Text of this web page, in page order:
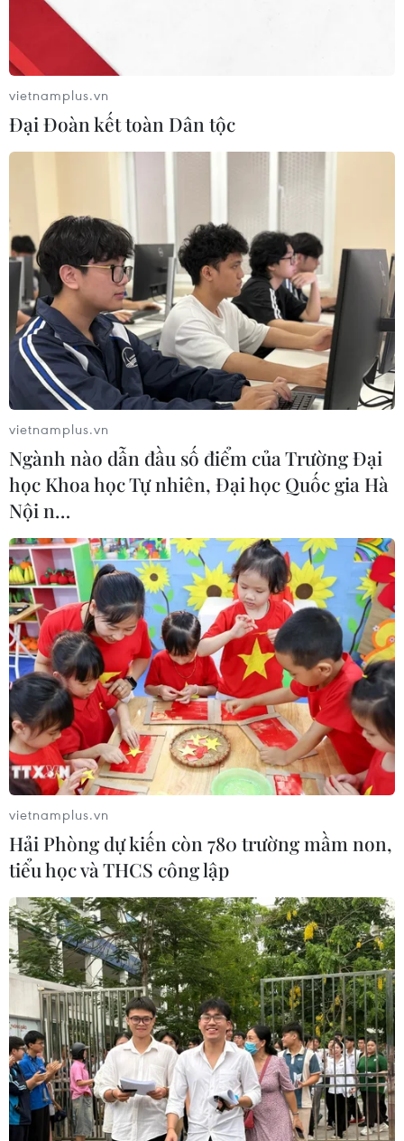
Hàn-Nhật mở phiên tham vấn về giải trừ
quân bị đầu tiên trong 5 năm
30/05/2023 03:10
Hàn Quốc và Nhật Bản bày tỏ quan ngại về mối đe
dọa hạt nhân gia tăng cũng như kế hoạch của Triều
Tiên phóng vệ tinh do thám trong những tuần tới.
Hàn Quốc diễn tập phòng thủ các đảo khu
vực biên giới phía Tây
30/05/2023 07:48
Cuộc tập trận kéo dài 3 ngày này diễn ra tại các đảo
biên giới ở Hoàng Hải trong bối cảnh Triều Tiên công bố
tháng tới.
vietnamplus.vn
Đại Đoàn kết toàn Dân tộc
vietnamplus.vn
Ngành nào dẫn đầu số điểm của Trường Đại
học Khoa học Tự nhiên, Đại học Quốc gia Hà
Nội n…
vietnamplus.vn
Hải Phòng dự kiến còn 780 trường mầm non,
tiểu học và THCS công lập